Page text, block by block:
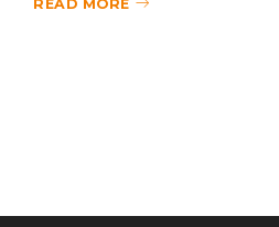
research. Honor urban